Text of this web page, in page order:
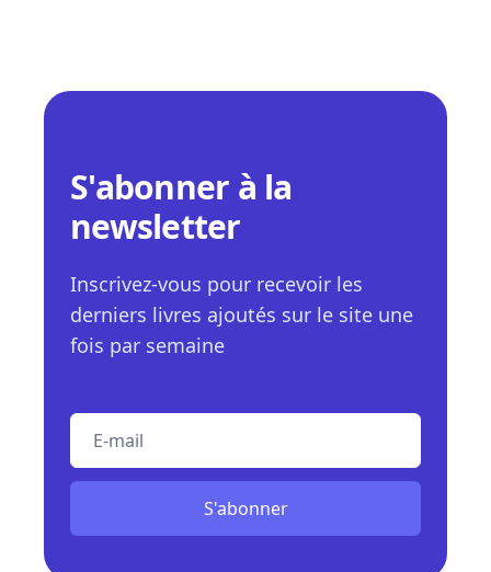
S'abonner à la
newsletter
Inscrivez-vous pour recevoir les
derniers livres ajoutés sur le site une
fois par semaine
S'abonner